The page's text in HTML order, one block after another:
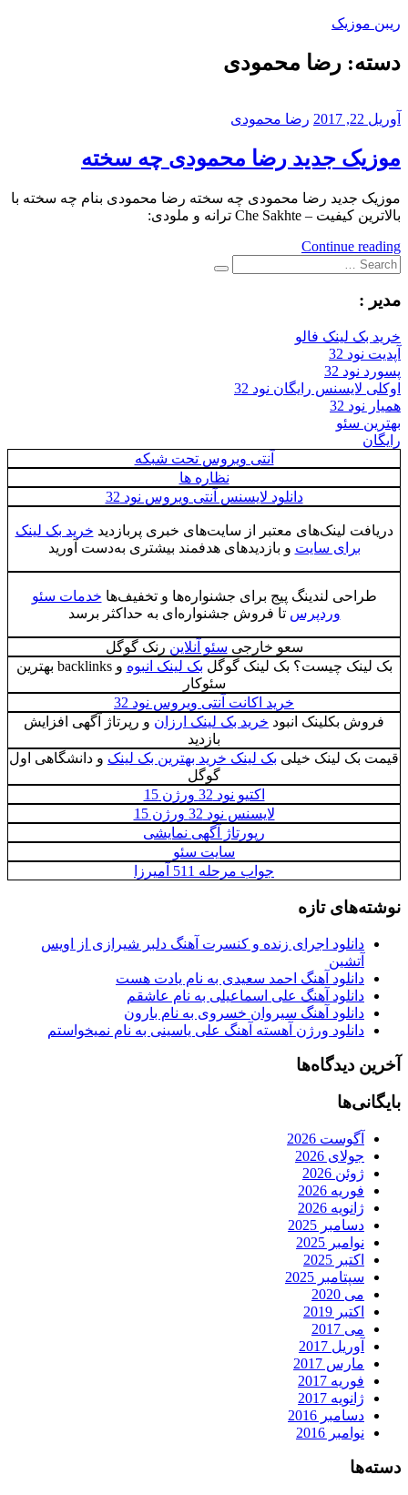
Skip
ریبن موزیک
دانلود
دسته: رضا محمودی
آوریل 22, 2017 رضا محمودی
موزیک جدید رضا محمودی چه سخته
موزیک جدید رضا محمودی چه سخته رضا محمودی بنام چه سخته با
بالاترین کیفیت – Che Sakhte ترانه و ملودی:
Continue reading
Search
for:
Search
مدیر :
خرید بک لینک فالو
آپدیت نود 32
پسورد نود 32
اوکلی لایسنس رایگان نود 32
همیار نود 32
بهترین سئو
رایگان
آنتی ویروس تحت شبکه
نظاره ها
دانلود لایسنس آنتی ویروس نود 32
دریافت لینک‌های معتبر از سایت‌های خبری پربازدید خرید بک لینک
برای سایت و بازدیدهای هدفمند بیشتری به‌دست آورید
طراحی لندینگ پیج برای جشنواره‌ها و تخفیف‌ها خدمات سئو
وردپرس تا فروش جشنواره‌ای به حداکثر برسد
سعو خارجی سئو آنلاین رنک گوگل
بک لینک چیست؟ بک لینک گوگل بک لینک انبوه
و backlinks بهترین
سئوکار
خرید اکانت آنتی ویروس نود 32
فروش بکلینک انبود خرید بک لینک ارزان و رپرتاژ آگهی افزایش
بازدید
قیمت بک لینک خیلی بک لینک خرید بهترین بک لینک و دانشگاهی اول
گوگل
اکتیو نود 32 ورژن 15
لایسنس نود 32 ورژن 15
رپورتاژ آگهی نمایشی
سایت سئو
جواب مرحله 511 آمیرزا
نوشته‌های تازه
دانلود اجرای زنده و کنسرت آهنگ دلبر شیرازی از اویس
آتشین
دانلود آهنگ احمد سعیدی به نام یادت هست
دانلود آهنگ علی اسماعیلی به نام عاشقم
دانلود آهنگ سیروان خسروی به نام بارون
دانلود ورژن آهسته آهنگ علی یاسینی به نام نمیخواستم
آخرین دیدگاه‌ها
بایگانی‌ها
آگوست 2026
جولای 2026
ژوئن 2026
فوریه 2026
ژانویه 2026
دسامبر 2025
نوامبر 2025
اکتبر 2025
سپتامبر 2025
می 2020
اکتبر 2019
می 2017
آوریل 2017
مارس 2017
فوریه 2017
ژانویه 2017
دسامبر 2016
نوامبر 2016
دسته‌ها